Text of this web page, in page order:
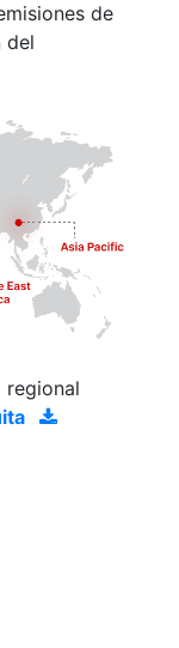
de
del
regional